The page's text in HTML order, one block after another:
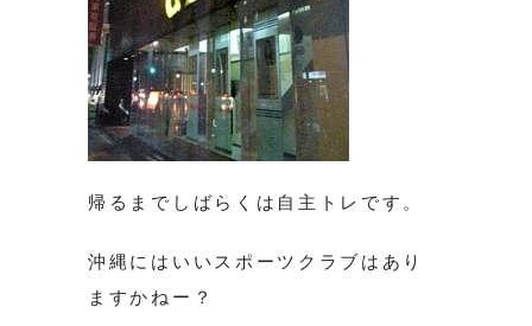
帰るまでしばらくは自主トレです。
沖縄にはいいスポーツクラブはあり
ますかねー？